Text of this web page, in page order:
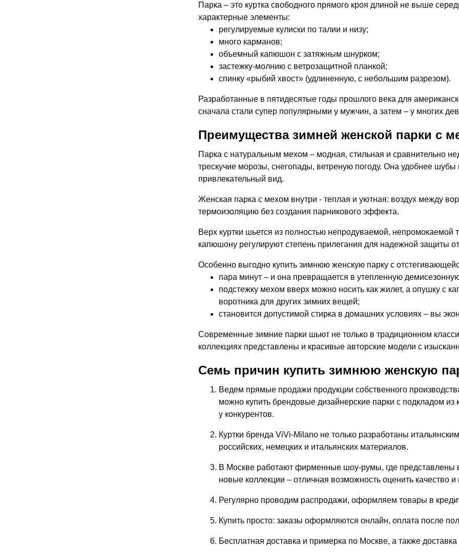
Парка – это куртка свободного прямого кроя длиной не выше
характерные элементы:
регулируемые кулиски по талии и низу;
много карманов;
объемный капюшон с затяжным шнурком;
застежку-молнию с ветрозащитной планкой;
спинку «рыбий хвост» (удлиненную, с небольшим разрезом).
Разработанные в пятидесятые годы прошлого века для
сначала стали супер популярными у мужчин, а затем – у многих
Преимущества зимней женской парки с
Парка с натуральным мехом – модная, стильная и сравнительно
трескучие морозы, снегопады, ветреную погоду. Она удобнее
привлекательный вид.
Женская парка с мехом внутри - теплая и уютная: воздух между
термоизоляцию без создания парникового эффекта.
Верх куртки шьется из полностью непродуваемой, непромокаемой
капюшону регулируют степень прилегания для надежной защиты
Особенно выгодно купить зимнюю женскую парку с
пара минут – и она превращается в утепленную демисезонную
подстежку мехом вверх можно носить как жилет, а опушку с
воротника для других зимних вещей;
становится допустимой стирка в домашних условиях – вы
Современные зимние парки шьют не только в традиционном
коллекциях представлены и красивые авторские модели с
Семь причин купить зимнюю женскую
Ведем прямые продажи продукции собственного
можно купить брендовые дизайнерские парки с подкладом
у конкурентов.
Куртки бренда ViVi-Milano не только разработаны
российских, немецких и итальянских материалов.
В Москве работают фирменные шоу-румы, где представлены
новые коллекции – отличная возможность оценить качество
Регулярно проводим распродажи, оформляем товары в
Купить просто: заказы оформляются онлайн, оплата после
Бесплатная доставка и примерка по Москве, а также